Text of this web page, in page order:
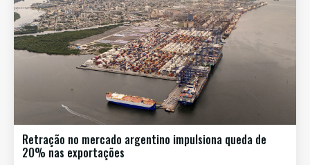
Retração no mercado argentino impulsiona queda de
20% nas exportações